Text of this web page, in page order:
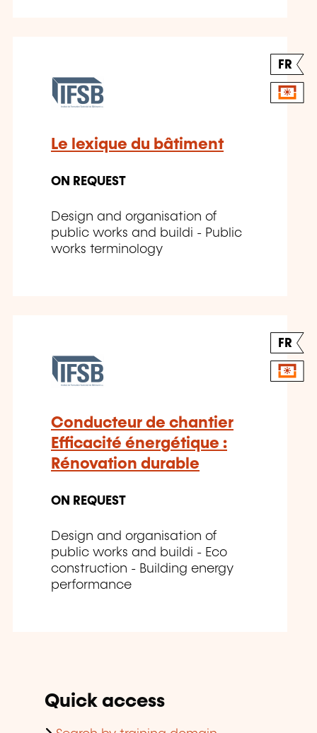
FR
Le lexique du bâtiment
ON REQUEST
Design and organisation of
public works and buildi - Public
works terminology
FR
Conducteur de chantier
Efficacité énergétique :
Rénovation durable
ON REQUEST
Design and organisation of
public works and buildi - Eco
construction - Building energy
performance
Quick access